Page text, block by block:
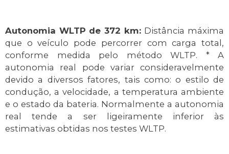
Autonomia WLTP de 372 km: Distância máxima
que o veículo pode percorrer com carga total,
conforme medida pelo método WLTP. * A
autonomia real pode variar consideravelmente
devido a diversos fatores, tais como: o estilo de
condução, a velocidade, a temperatura ambiente
e o estado da bateria. Normalmente a autonomia
real tende a ser ligeiramente inferior às
estimativas obtidas nos testes WLTP.